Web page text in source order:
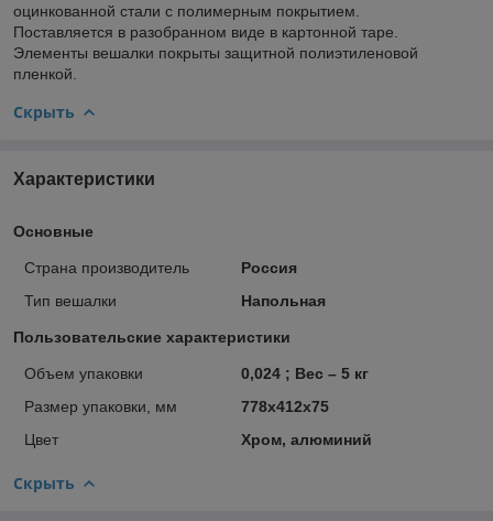
оцинкованной стали с полимерным покрытием.
Поставляется в разобранном виде в картонной таре.
Элементы вешалки покрыты защитной полиэтиленовой
пленкой.
Скрыть
Характеристики
Основные
Страна производитель
Россия
Тип вешалки
Напольная
Пользовательские характеристики
Объем упаковки
0,024 ; Вес – 5 кг
Размер упаковки, мм
778х412х75
Цвет
Хром, алюминий
Скрыть